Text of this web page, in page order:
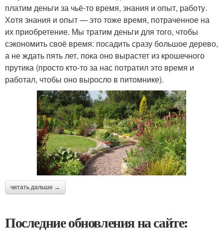
платим деньги за чьё-то время, знания и опыт, работу.
Хотя знания и опыт — это тоже время, потраченное на
их приобретение. Мы тратим деньги для того, чтобы
сэкономить своё время: посадить сразу большое дерево,
а не ждать пять лет, пока оно вырастет из крошечного
прутика (просто кто-то за нас потратил это время и
работал, чтобы оно выросло в питомнике).
читать дальше →
Последние обновления на сайте: